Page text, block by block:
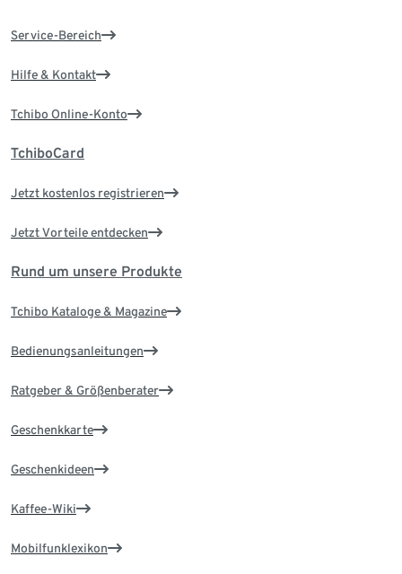
Service-Bereich
Hilfe & Kontakt
Tchibo Online-Konto
TchiboCard
Jetzt kostenlos registrieren
Jetzt Vorteile entdecken
Rund um unsere Produkte
Tchibo Kataloge & Magazine
Bedienungsanleitungen
Ratgeber & Größenberater
Geschenkkarte
Geschenkideen
Kaffee-Wiki
Mobilfunklexikon